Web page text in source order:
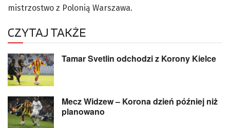
mistrzostwo z Polonią Warszawa.
CZYTAJ TAKŻE
Tamar Svetlin odchodzi z Korony Kielce
Mecz Widzew – Korona dzień później niż
planowano